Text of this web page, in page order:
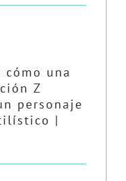
cómo una
Z
personaje
|